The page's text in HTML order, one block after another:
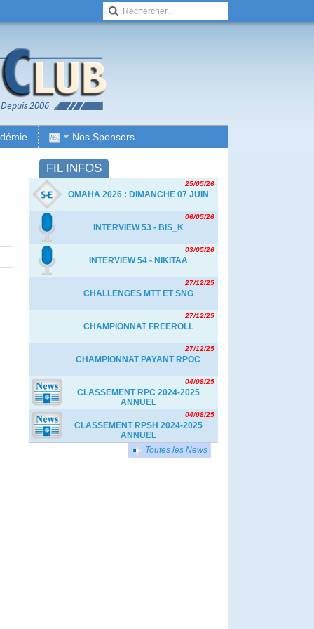
Nos Sponsors
FIL INFOS
25/05/26
OMAHA 2026 : DIMANCHE 07 JUIN
06/05/26
INTERVIEW 53 - BIS_K
03/05/26
INTERVIEW 54 - NIKITAA
27/12/25
CHALLENGES MTT ET SNG
27/12/25
CHAMPIONNAT FREEROLL
27/12/25
CHAMPIONNAT PAYANT RPOC
04/08/25
CLASSEMENT RPC 2024-2025
ANNUEL
04/08/25
CLASSEMENT RPSH 2024-2025
ANNUEL
Toutes les News